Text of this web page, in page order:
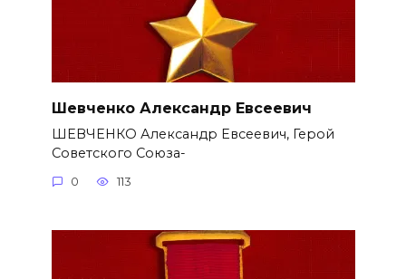
Шевченко Александр Евсеевич
ШЕВЧЕНКО Александр Евсеевич, Герой
Советского Союза-
0 113